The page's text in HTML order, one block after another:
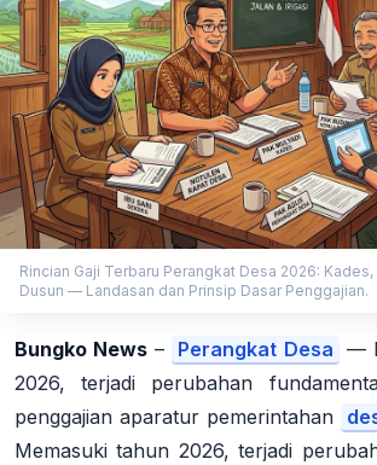
Rincian Gaji Terbaru Perangkat Desa 2026:
Dusun — Landasan dan Prinsip Dasar Penggajian.
Bungko News – Perangkat Desa —
2026, terjadi perubahan
penggajian aparatur pemerintahan
Memasuki tahun 2026, terjadi